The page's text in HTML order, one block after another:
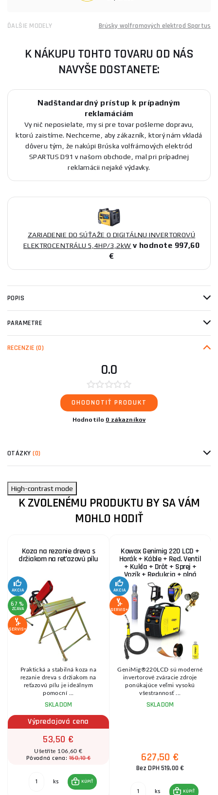
ĎALŠIE MODELY Brúsky wolframových elektrod Spartus
K NÁKUPU TOHTO TOVARU OD NÁS
NAVYŠE DOSTANETE:
Nadštandardný prístup k prípadným
reklamáciám
Vy nič neposielate, my si pre tovar pošleme dopravu,
ktorú zaistíme. Nechceme, aby zákazník, ktorý nám vkladá
dôveru tým, že nakúpi Brúska volfrámových elektród
SPARTUS D91 v našom obchode, mal pri prípadnej
reklamácii nejaké výdavky.
ZARIADENIE DO SÚŤAŽE O DIGITÁLNU INVERTOROVÚ
ELEKTROCENTRÁLU 5,4HP/3,2kW v hodnote 997,60
€
POPIS
PARAMETRE
RECENZIE (0)
0.0
OHODNOTIŤ PRODUKT
Hodnotilo 0 zákazníkov
OTÁZKY(0)
High-contrast mode
K ZVOLENÉMU PRODUKTU BY SA VÁM
MOHLO HODIŤ
Koza na rezanie dreva s
držiakom na reťazovú pílu
AKCIA
67 %
ZĽAVA
SERVIS+
Praktická a stabilná koza na
rezanie dreva s držiakom na
reťazovú pílu je ideálnym
pomocní ...
SKLADOM
Výpredajová cena
53,50 €
Ušetříte 106,60 €
Pôvodná cena:160,10 €
ks KÚPIŤ
Kowax Genimig 220 LCD +
Horák + Káble + Red. Ventil
+ Kukla + Drôt + Sprej +
Vozík + Redukcia + plná
Fľaša Co2
AKCIA
SERVIS+
GeniMig®220LCD sú moderné
invertorové zváracie zdroje
ponúkajúce veľmi vysokú
všestrannosť ...
SKLADOM
627,50 €
Bez DPH 519,00 €
ks KÚPIŤ